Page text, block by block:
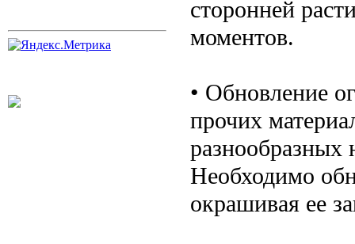
сторонней
моментов.
• Обновление
прочих
Необходимо
окрашивая ее